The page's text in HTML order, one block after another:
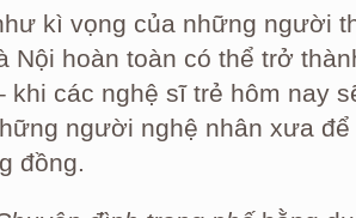
kì vọng của những người
Nội hoàn toàn có thể trở
khi các nghệ sĩ trẻ hôm nay
người nghệ nhân xưa
đồng.